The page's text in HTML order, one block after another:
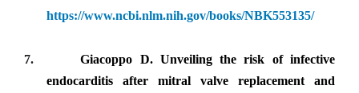
https://www.ncbi.nlm.nih.gov/books/NBK553135/
7.
Giacoppo D. Unveiling the risk of infective
endocarditis after mitral valve replacement and